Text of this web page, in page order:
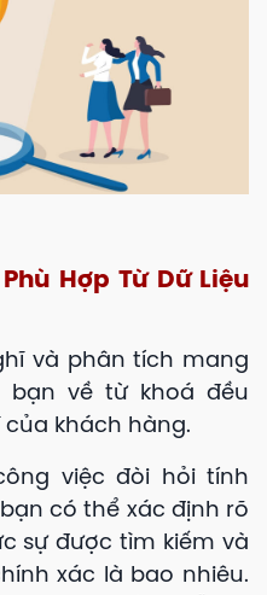
Hợp Từ Dữ Liệu
và phân tích mang
bạn về từ khoá đều
khách hàng.
việc đòi hỏi tính
có thể xác định rõ
sự được tìm kiếm và
xác là bao nhiêu.